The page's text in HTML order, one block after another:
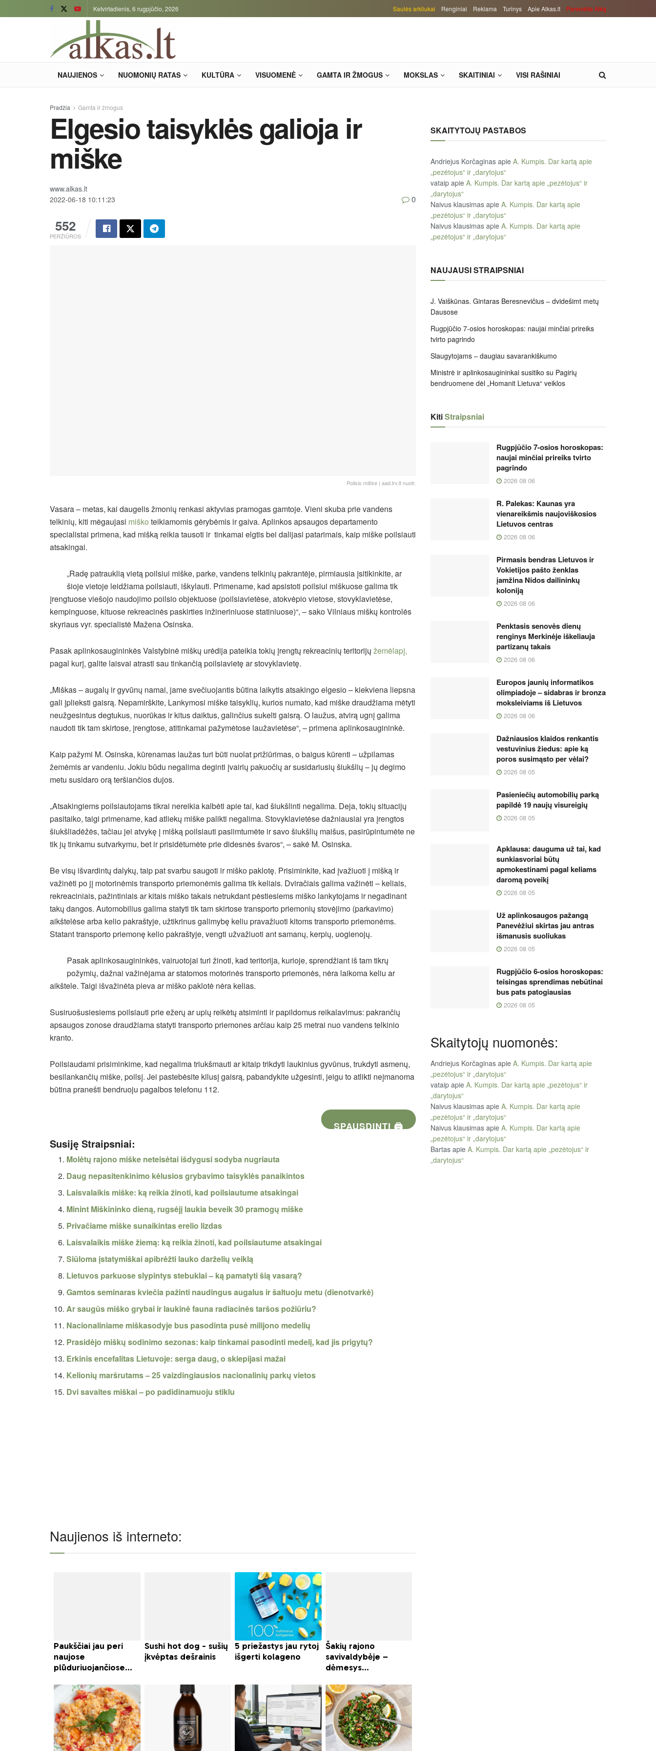
Ketvirtadienis, 6 rugpjūčio, 2026 Saulės arkliukai Renginiai Reklama Turinys Apie Alkas.lt Paremkite Alką
NAUJIENOS NUOMONIŲ RATAS KULTŪRA VISUOMENĖ GAMTA IR ŽMOGUS MOKSLAS SKAITINIAI VISI RAŠINIAI
Pradžia Gamta ir žmogus
Elgesio taisyklės galioja ir
miške
www.alkas.lt
2022-06-18 10:11:23
552
PERŽIŪROS
0
Poilsis miške | aad.lrv.lt nuotr.
Vasara – metas, kai daugelis žmonių renkasi aktyvias pramogas gamtoje. Vieni skuba prie vandens
telkinių, kiti mėgaujasi miško teikiamomis gėrybėmis ir gaiva. Aplinkos apsaugos departamento
specialistai primena, kad mišką reikia tausoti ir tinkamai elgtis bei dalijasi patarimais, kaip miške poilsiauti
atsakingai.
„Radę patrauklią vietą poilsiui miške, parke, vandens telkinių pakrantėje, pirmiausia įsitikinkite, ar
šioje vietoje leidžiama poilsiauti, iškylauti. Primename, kad apsistoti poilsiui miškuose galima tik
įrengtuose viešojo naudojimo poilsio objektuose (poilsiavietėse, atokvėpio vietose, stovyklavietėse,
kempinguose, kituose rekreacinės paskirties inžineriniuose statiniuose)“, – sako Vilniaus miškų kontrolės
skyriaus vyr. specialistė Mažena Osinska.
Pasak aplinkosaugininkės Valstybinė miškų urėdija pateikia tokių įrengtų rekreacinių teritorijų žemėlapį,
pagal kurį, galite laisvai atrasti sau tinkančią poilsiavietę ar stovyklavietę.
„Miškas – augalų ir gyvūnų namai, jame svečiuojantis būtina laikytis atsakingo elgesio – kiekviena liepsna
gali įplieksti gaisrą. Nepamirškite, Lankymosi miške taisyklių, kurios numato, kad miške draudžiama mėtyti
neužgesintus degtukus, nuorūkas ir kitus daiktus, galinčius sukelti gaisrą. O laužus, atvirą ugnį galima
naudoti tik tam skirtose, įrengtose, atitinkamai pažymėtose laužavietėse“, – primena aplinkosaugininkė.
Kaip pažymi M. Osinska, kūrenamas laužas turi būti nuolat prižiūrimas, o baigus kūrenti – užpilamas
žemėmis ar vandeniu. Jokiu būdu negalima deginti įvairių pakuočių ar susidariusių šiukšlių – jų degimo
metu susidaro orą teršiančios dujos.
„Atsakingiems poilsiautojams tikrai nereikia kalbėti apie tai, kad šiukšlinti negalima. Deja, tokių situacijų
pasitaiko, taigi primename, kad atliekų miške palikti negalima. Stovyklavietėse dažniausiai yra įrengtos
šiukšliadėžės, tačiau jei atvykę į mišką poilsiauti pasiimtumėte ir savo šiukšlių maišus, pasirūpintumėte ne
tik jų tinkamu sutvarkymu, bet ir prisidėtumėte prie didesnės švaros“, – sakė M. Osinska.
Be visų išvardintų dalykų, taip pat svarbu saugoti ir miško paklotę. Prisiminkite, kad įvažiuoti į mišką ir
važinėti po jį motorinėmis transporto priemonėmis galima tik keliais. Dviračiais galima važinėti – keliais,
rekreaciniais, pažintiniais ar kitais miško takais netrukdant pėstiesiems miško lankytojams ir negadinant
takų dangos. Automobilius galima statyti tik tam skirtose transporto priemonių stovėjimo (parkavimo)
aikštelėse arba kelio pakraštyje, užtikrinus galimybę keliu pravažiuoti kitoms transporto priemonėms.
Statant transporto priemonę kelio pakraštyje, vengti užvažiuoti ant samanų, kerpių, uogienojų.
Pasak aplinkosaugininkės, vairuotojai turi žinoti, kad teritorija, kurioje, sprendžiant iš tam tikrų
požymių, dažnai važinėjama ar statomos motorinės transporto priemonės, nėra laikoma keliu ar
aikštele. Taigi išvažinėta pieva ar miško paklotė nėra kelias.
Susiruošusiesiems poilsiauti prie ežerų ar upių reikėtų atsiminti ir papildomus reikalavimus: pakrančių
apsaugos zonose draudžiama statyti transporto priemones arčiau kaip 25 metrai nuo vandens telkinio
kranto.
Poilsiaudami prisiminkime, kad negalima triukšmauti ar kitaip trikdyti laukinius gyvūnus, trukdyti asmenų,
besilankančių miške, poilsį. Jei pastebėsite kilusį gaisrą, pabandykite užgesinti, jeigu to atlikti neįmanoma
būtina pranešti bendruoju pagalbos telefonu 112.
SPAUSDINTI 🖨
Susiję Straipsniai:
Molėtų rajono miške neteisėtai išdygusi sodyba nugriauta
Daug nepasitenkinimo kėlusios grybavimo taisyklės panaikintos
Laisvalaikis miške: ką reikia žinoti, kad poilsiautume atsakingai
Minint Miškininko dieną, rugsėjį laukia beveik 30 pramogų miške
Privačiame miške sunaikintas erelio lizdas
Laisvalaikis miške žiemą: ką reikia žinoti, kad poilsiautume atsakingai
Siūloma įstatymiškai apibrėžti lauko darželių veiklą
Lietuvos parkuose slypintys stebuklai – ką pamatyti šią vasarą?
Gamtos seminaras kviečia pažinti naudingus augalus ir šaltuoju metu (dienotvarkė)
Ar saugūs miško grybai ir laukinė fauna radiacinės taršos požiūriu?
Nacionaliniame miškasodyje bus pasodinta pusė milijono medelių
Prasidėjo miškų sodinimo sezonas: kaip tinkamai pasodinti medelį, kad jis prigytų?
Erkinis encefalitas Lietuvoje: serga daug, o skiepijasi mažai
Kelionių maršrutams – 25 vaizdingiausios nacionalinių parkų vietos
Dvi savaites miškai – po padidinamuoju stiklu
Naujienos iš interneto:
SKAITYTOJŲ PASTABOS
Andriejus Korčaginas apie A. Kumpis. Dar kartą apie
„pezėtojus“ ir „darytojus“
vataip apie A. Kumpis. Dar kartą apie „pezėtojus“ ir
„darytojus“
Naivus klausimas apie A. Kumpis. Dar kartą apie
„pezėtojus“ ir „darytojus“
Naivus klausimas apie A. Kumpis. Dar kartą apie
„pezėtojus“ ir „darytojus“
NAUJAUSI STRAIPSNIAI
J. Vaiškūnas. Gintaras Beresnevičius – dvidešimt metų
Dausose
Rugpjūčio 7-osios horoskopas: naujai minčiai prireiks
tvirto pagrindo
Slaugytojams – daugiau savarankiškumo
Ministrė ir aplinkosaugininkai susitiko su Pagirių
bendruomene dėl „Homanit Lietuva“ veiklos
KitiStraipsniai
Rugpjūčio 7-osios horoskopas:
naujai minčiai prireiks tvirto
pagrindo
2026 08 06
R. Palekas: Kaunas yra
vienareikšmis naujoviškosios
Lietuvos centras
2026 08 06
Pirmasis bendras Lietuvos ir
Vokietijos pašto ženklas
įamžina Nidos dailininkų
koloniją
2026 08 06
Penktasis senovės dienų
renginys Merkinėje iškeliauja
partizanų takais
2026 08 06
Europos jaunių informatikos
olimpiadoje – sidabras ir bronza
moksleiviams iš Lietuvos
2026 08 06
Dažniausios klaidos renkantis
vestuvinius žiedus: apie ką
poros susimąsto per vėlai?
2026 08 05
Pasieniečių automobilių parką
papildė 19 naujų visureigių
2026 08 05
Apklausa: dauguma už tai, kad
sunkiasvoriai būtų
apmokestinami pagal keliams
daromą poveikį
2026 08 05
Už aplinkosaugos pažangą
Panevėžiui skirtas jau antras
išmanusis suoliukas
2026 08 05
Rugpjūčio 6-osios horoskopas:
teisingas sprendimas nebūtinai
bus pats patogiausias
2026 08 05
Skaitytojų nuomonės:
Andriejus Korčaginas apie A. Kumpis. Dar kartą apie
„pezėtojus“ ir „darytojus“
vataip apie A. Kumpis. Dar kartą apie „pezėtojus“ ir
„darytojus“
Naivus klausimas apie A. Kumpis. Dar kartą apie
„pezėtojus“ ir „darytojus“
Naivus klausimas apie A. Kumpis. Dar kartą apie
„pezėtojus“ ir „darytojus“
Bartas apie A. Kumpis. Dar kartą apie „pezėtojus“ ir
„darytojus“